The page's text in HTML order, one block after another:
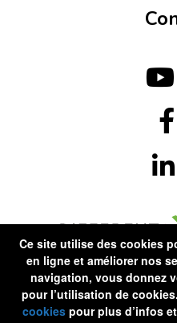
Ce site utilise des cookies
en ligne et améliorer nos
navigation, vous donnez
pour l’utilisation de
cookies pour plus d’infos